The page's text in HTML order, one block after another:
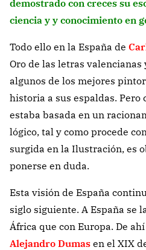
demostrado con creces su
ciencia y y conocimiento en
Todo ello en la España de
Oro de las letras valencianas
algunos de los mejores
historia a sus espaldas. Pero
estaba basada en un
lógico, tal y como procede
surgida en la Ilustración, es
ponerse en duda.
Esta visión de España
siglo siguiente. A España se
África que con Europa. De
Alejandro Dumas en el XIX